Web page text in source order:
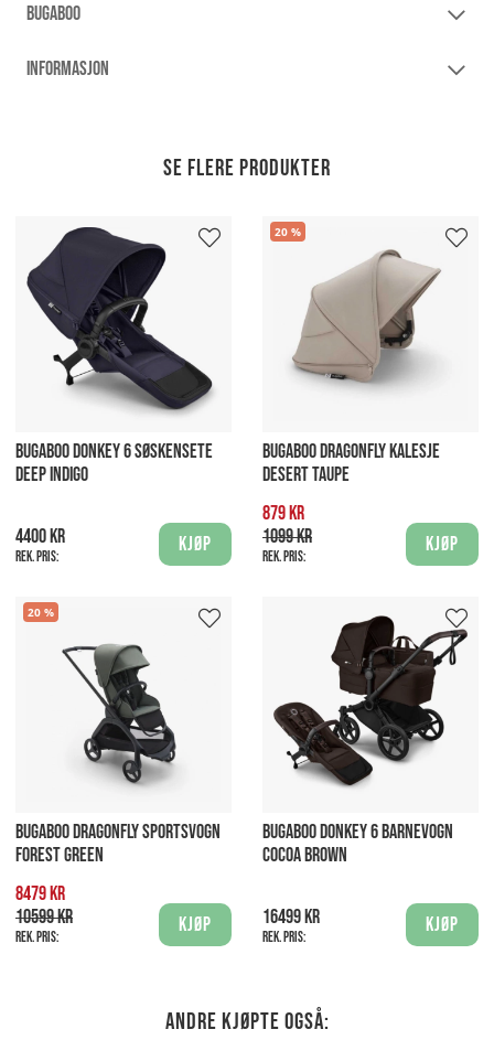
BUGABOO
INFORMASJON
Se flere produkter
BUGABOO DONKEY 6 SØSKENSETE
DEEP INDIGO
4400 kr
Rek. pris:
Kjøp
20
BUGABOO DRAGONFLY KALESJE
DESERT TAUPE
879 kr
1099 kr
Rek. pris:
Kjøp
20
BUGABOO DRAGONFLY SPORTSVOGN
FOREST GREEN
8479 kr
10599 kr
Rek. pris:
Kjøp
BUGABOO DONKEY 6 BARNEVOGN
COCOA BROWN
16499 kr
Rek. pris:
Kjøp
Andre kjøpte også: